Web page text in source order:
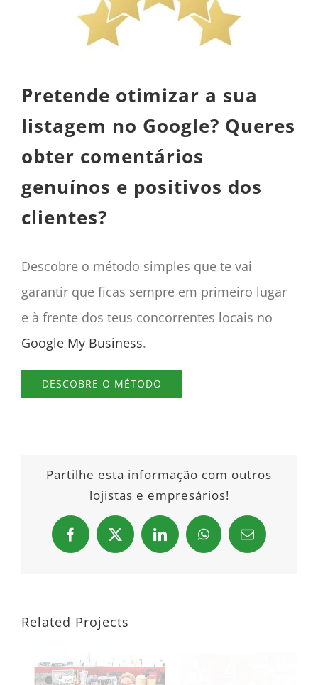
Pretende otimizar a sua
listagem no Google? Queres
obter comentários
genuínos e positivos dos
clientes?
Descobre o método simples que te vai
garantir que ficas sempre em primeiro lugar
e à frente dos teus concorrentes locais no
Google My Business.
DESCOBRE O MÉTODO
Partilhe esta informação com outros
lojistas e empresários!
Facebook
X LinkedInWhatsAppEmail
Related Projects